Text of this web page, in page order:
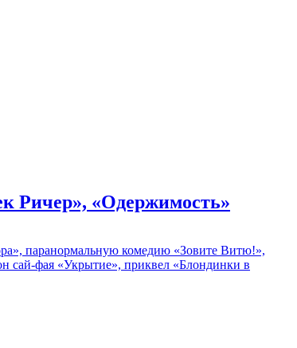
Ричер», «Одержимость»
паранормальную комедию «Зовите Витю!»,
сай-фая «Укрытие», приквел «Блондинки в